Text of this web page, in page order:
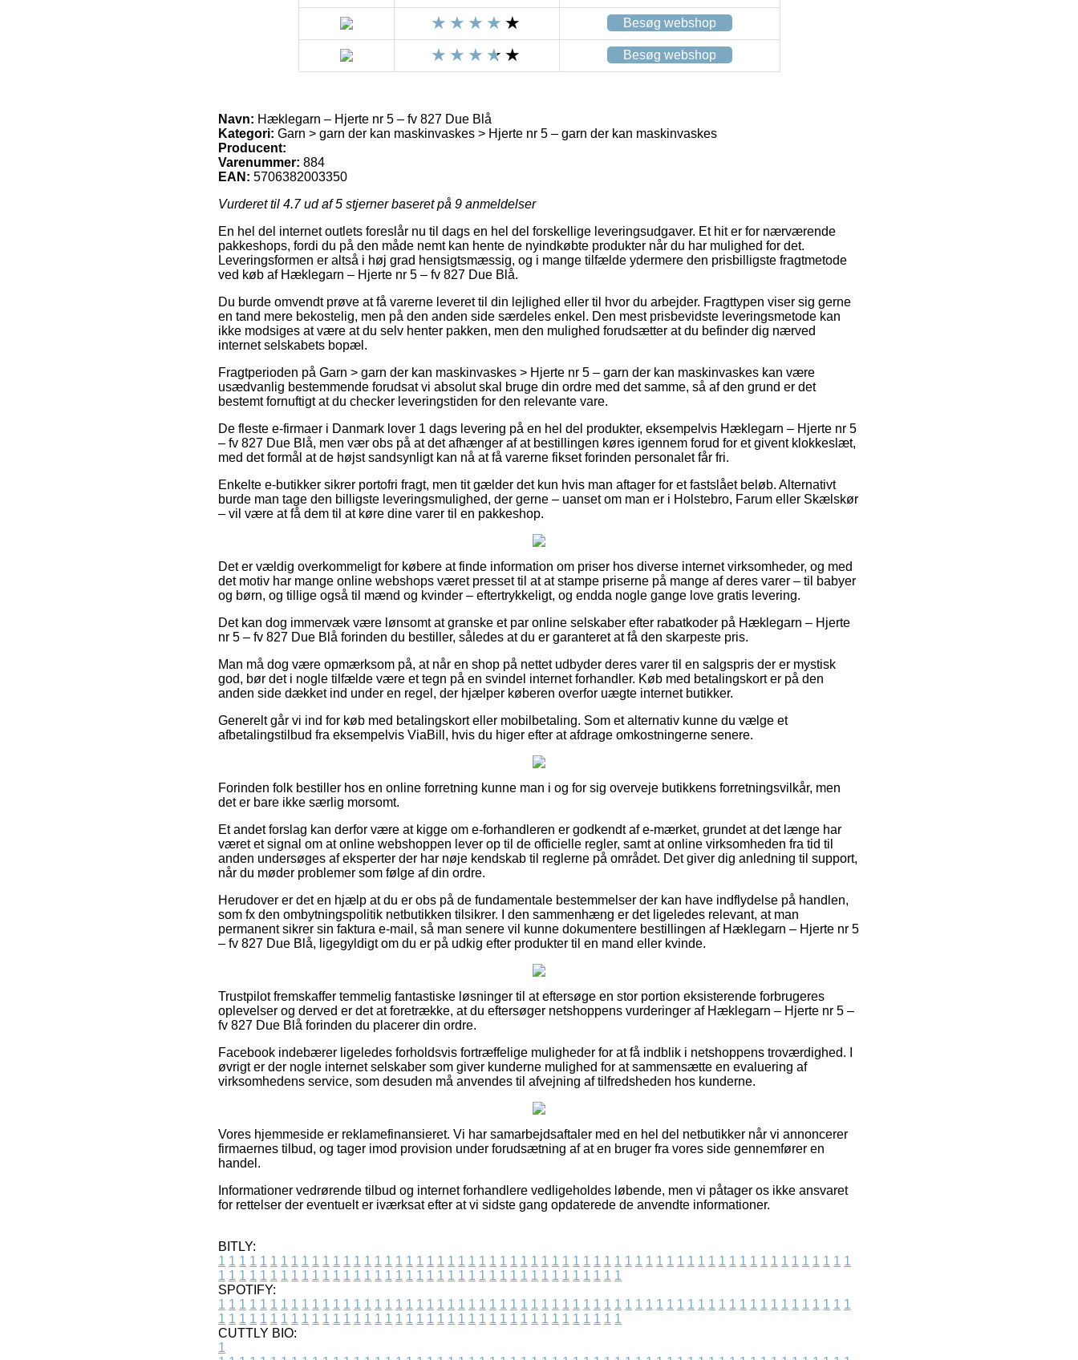
Besøg webshop
Besøg webshop
Navn: Hæklegarn – Hjerte nr 5 – fv 827 Due Blå
Kategori: Garn > garn der kan maskinvaskes > Hjerte nr 5 – garn der kan maskinvaskes
Producent:
Varenummer: 884
EAN: 5706382003350
Vurderet til 4.7ud af 5 stjerner baseret på 9 anmeldelser
En hel del internet outlets foreslår nu til dags en hel del forskellige leveringsudgaver. Et hit er for nærværende
pakkeshops, fordi du på den måde nemt kan hente de nyindkøbte produkter når du har mulighed for det.
Leveringsformen er altså i høj grad hensigtsmæssig, og i mange tilfælde ydermere den prisbilligste fragtmetode
ved køb af Hæklegarn – Hjerte nr 5 – fv 827 Due Blå.
Du burde omvendt prøve at få varerne leveret til din lejlighed eller til hvor du arbejder. Fragttypen viser sig gerne
en tand mere bekostelig, men på den anden side særdeles enkel. Den mest prisbevidste leveringsmetode kan
ikke modsiges at være at du selv henter pakken, men den mulighed forudsætter at du befinder dig nærved
internet selskabets bopæl.
Fragtperioden på Garn > garn der kan maskinvaskes > Hjerte nr 5 – garn der kan maskinvaskes kan være
usædvanlig bestemmende forudsat vi absolut skal bruge din ordre med det samme, så af den grund er det
bestemt fornuftigt at du checker leveringstiden for den relevante vare.
De fleste e-firmaer i Danmark lover 1 dags levering på en hel del produkter, eksempelvis Hæklegarn – Hjerte nr 5
– fv 827 Due Blå, men vær obs på at det afhænger af at bestillingen køres igennem forud for et givent klokkeslæt,
med det formål at de højst sandsynligt kan nå at få varerne fikset forinden personalet får fri.
Enkelte e-butikker sikrer portofri fragt, men tit gælder det kun hvis man aftager for et fastslået beløb. Alternativt
burde man tage den billigste leveringsmulighed, der gerne – uanset om man er i Holstebro, Farum eller Skælskør
– vil være at få dem til at køre dine varer til en pakkeshop.
Det er vældig overkommeligt for købere at finde information om priser hos diverse internet virksomheder, og med
det motiv har mange online webshops været presset til at at stampe priserne på mange af deres varer – til babyer
og børn, og tillige også til mænd og kvinder – eftertrykkeligt, og endda nogle gange love gratis levering.
Det kan dog immervæk være lønsomt at granske et par online selskaber efter rabatkoder på Hæklegarn – Hjerte
nr 5 – fv 827 Due Blå forinden du bestiller, således at du er garanteret at få den skarpeste pris.
Man må dog være opmærksom på, at når en shop på nettet udbyder deres varer til en salgspris der er mystisk
god, bør det i nogle tilfælde være et tegn på en svindel internet forhandler. Køb med betalingskort er på den
anden side dækket ind under en regel, der hjælper køberen overfor uægte internet butikker.
Generelt går vi ind for køb med betalingskort eller mobilbetaling. Som et alternativ kunne du vælge et
afbetalingstilbud fra eksempelvis ViaBill, hvis du higer efter at afdrage omkostningerne senere.
Forinden folk bestiller hos en online forretning kunne man i og for sig overveje butikkens forretningsvilkår, men
det er bare ikke særlig morsomt.
Et andet forslag kan derfor være at kigge om e-forhandleren er godkendt af e-mærket, grundet at det længe har
været et signal om at online webshoppen lever op til de officielle regler, samt at online virksomheden fra tid til
anden undersøges af eksperter der har nøje kendskab til reglerne på området. Det giver dig anledning til support,
når du møder problemer som følge af din ordre.
Herudover er det en hjælp at du er obs på de fundamentale bestemmelser der kan have indflydelse på handlen,
som fx den ombytningspolitik netbutikken tilsikrer. I den sammenhæng er det ligeledes relevant, at man
permanent sikrer sin faktura e-mail, så man senere vil kunne dokumentere bestillingen af Hæklegarn – Hjerte nr 5
– fv 827 Due Blå, ligegyldigt om du er på udkig efter produkter til en mand eller kvinde.
Trustpilot fremskaffer temmelig fantastiske løsninger til at eftersøge en stor portion eksisterende forbrugeres
oplevelser og derved er det at foretrække, at du eftersøger netshoppens vurderinger af Hæklegarn – Hjerte nr 5 –
fv 827 Due Blå forinden du placerer din ordre.
Facebook indebærer ligeledes forholdsvis fortræffelige muligheder for at få indblik i netshoppens troværdighed. I
øvrigt er der nogle internet selskaber som giver kunderne mulighed for at sammensætte en evaluering af
virksomhedens service, som desuden må anvendes til afvejning af tilfredsheden hos kunderne.
Vores hjemmeside er reklamefinansieret. Vi har samarbejdsaftaler med en hel del netbutikker når vi annoncerer
firmaernes tilbud, og tager imod provision under forudsætning af at en bruger fra vores side gennemfører en
handel.
Informationer vedrørende tilbud og internet forhandlere vedligeholdes løbende, men vi påtager os ikke ansvaret
for rettelser der eventuelt er iværksat efter at vi sidste gang opdaterede de anvendte informationer.
BITLY:
1 1 1 1 1 1 1 1 1 1 1 1 1 1 1 1 1 1 1 1 1 1 1 1 1 1 1 1 1 1 1 1 1 1 1 1 1 1 1 1 1 1 1 1 1 1 1 1 1 1 1 1 1 1 1 1 1 1 1 1 1
1 1 1 1 1 1 1 1 1 1 1 1 1 1 1 1 1 1 1 1 1 1 1 1 1 1 1 1 1 1 1 1 1 1 1 1 1 1 1
SPOTIFY:
1 1 1 1 1 1 1 1 1 1 1 1 1 1 1 1 1 1 1 1 1 1 1 1 1 1 1 1 1 1 1 1 1 1 1 1 1 1 1 1 1 1 1 1 1 1 1 1 1 1 1 1 1 1 1 1 1 1 1 1 1
1 1 1 1 1 1 1 1 1 1 1 1 1 1 1 1 1 1 1 1 1 1 1 1 1 1 1 1 1 1 1 1 1 1 1 1 1 1 1
CUTTLY BIO:
1